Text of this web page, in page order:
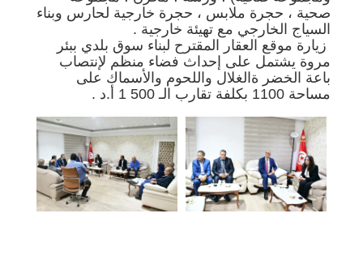
صحية ، حجرة ملابس ، حجرة خارجية لحارس وبناء
السياج الخارجي مع تهيئة خارجية .
زيارة موقع العقار المقترح لبناء سوق بلدي ببئر
مروة يشتمل على إحداث فضاء منظم لإنتصاب
باعة الخضر ةالغلال واللحوم والأسماك على
مساحة 1100 بكلفة تقارب الـ 500 1 أ.د .